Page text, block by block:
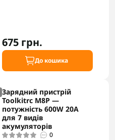
675 грн.
До кошика
Зарядний пристрій
Toolkitrc M8P —
потужність 600W 20A
для 7 видів
акумуляторів
0